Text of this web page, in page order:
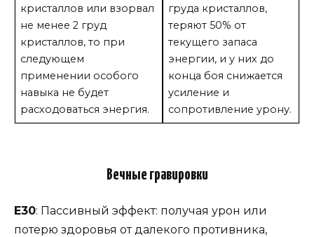
кристаллов или взорвал
не менее 2 груд
кристаллов, то при
следующем
применении особого
навыка не будет
расходоваться энергия.
груда кристаллов,
теряют 50% от
текущего запаса
энергии, и у них до
конца боя снижается
усиление и
сопротивление урону.
Вечные гравировки
Е30: Пассивный эффект: получая урон или
потерю здоровья от далекого противника,